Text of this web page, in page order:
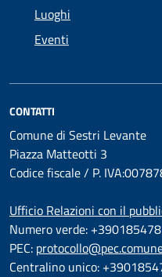
Luoghi
Eventi
CONTATTI
Comune di Sestri Levante
Piazza Matteotti 3
Codice fiscale / P.
Ufficio Relazioni con il
Numero verde:
PEC:
Centralino unico: